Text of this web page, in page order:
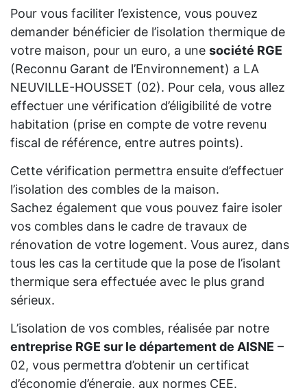
Pour vous faciliter l’existence, vous pouvez
demander bénéficier de l’isolation thermique de
votre maison, pour un euro, a une société RGE
(Reconnu Garant de l’Environnement) a LA
NEUVILLE-HOUSSET (02). Pour cela, vous allez
effectuer une vérification d’éligibilité de votre
habitation (prise en compte de votre revenu
fiscal de référence, entre autres points).
Cette vérification permettra ensuite d’effectuer
l’isolation des combles de la maison.
Sachez également que vous pouvez faire isoler
vos combles dans le cadre de travaux de
rénovation de votre logement. Vous aurez, dans
tous les cas la certitude que la pose de l’isolant
thermique sera effectuée avec le plus grand
sérieux.
L’isolation de vos combles, réalisée par notre
entreprise RGE sur le département de AISNE –
02, vous permettra d’obtenir un certificat
d’économie d’énergie, aux normes CEE.